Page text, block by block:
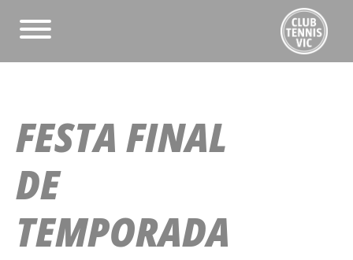
FESTA FINAL
DE
TEMPORADA